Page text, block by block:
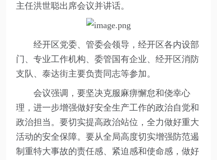
主任洪世聪出席会议并讲话。
经开区党委、管委会领导，经开区各内设部
门、专业工作机构、委管国有企业、经开区消防
支队、泰达街主要负责同志等参加。
会议强调，要坚决克服麻痹懈怠和侥幸心
理，进一步增强做好安全生产工作的政治自觉和
政治担当。要切实提高政治站位，全力做好重大
活动的安全保障。要从全局高度切实增强防范遏
制重特大事故的责任感、紧迫感和使命感，做好